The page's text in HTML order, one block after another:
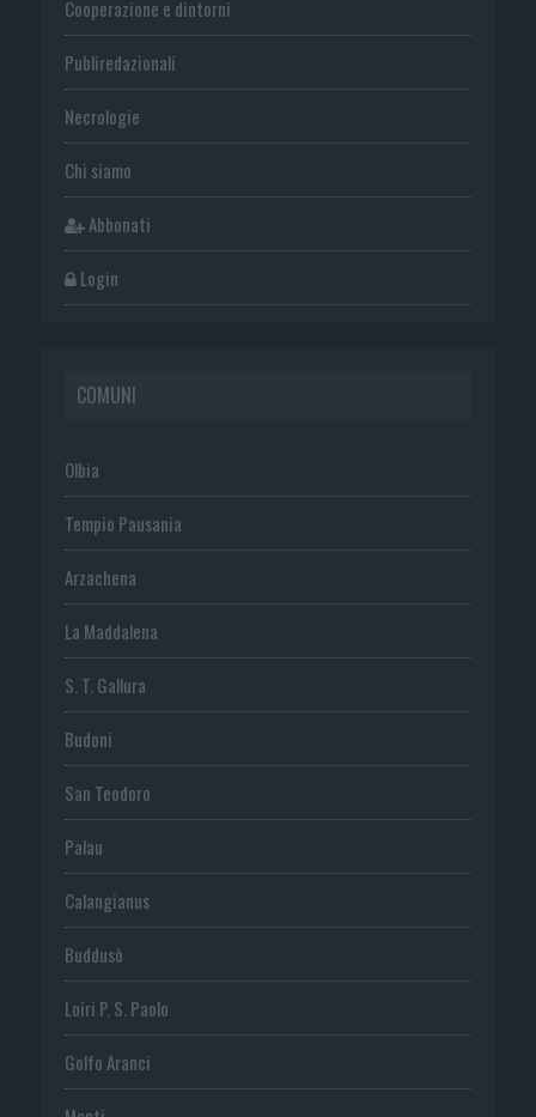
Cooperazione e dintorni
Publiredazionali
Necrologie
Chi siamo
Abbonati
Login
COMUNI
Olbia
Tempio Pausania
Arzachena
La Maddalena
S. T. Gallura
Budoni
San Teodoro
Palau
Calangianus
Buddusò
Loiri P. S. Paolo
Golfo Aranci